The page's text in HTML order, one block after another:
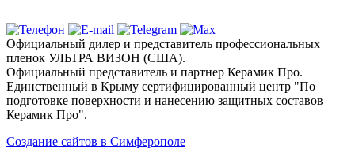
Официальный дилер и представитель профессиональных
пленок УЛЬТРА ВИЗОН (США).
Официальный представитель и партнер Керамик Про.
Единственный в Крыму сертифицированный центр "По
подготовке поверхности и нанесению защитных составов
Керамик Про".
Создание сайтов в Симферополе